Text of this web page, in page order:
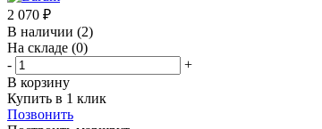
2 070 ₽
В наличии (2)
На складе (0)
-
+
В корзину
Купить в 1 клик
Позвонить